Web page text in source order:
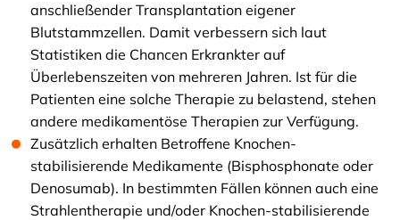
anschließender Transplantation eigener
Blutstammzellen. Damit verbessern sich laut
Statistiken die Chancen Erkrankter auf
Überlebenszeiten von mehreren Jahren. Ist für die
Patienten eine solche Therapie zu belastend, stehen
andere medikamentöse Therapien zur Verfügung.
Zusätzlich erhalten Betroffene Knochen-
stabilisierende Medikamente (Bisphosphonate oder
Denosumab). In bestimmten Fällen können auch eine
Strahlentherapie und/oder Knochen-stabilisierende